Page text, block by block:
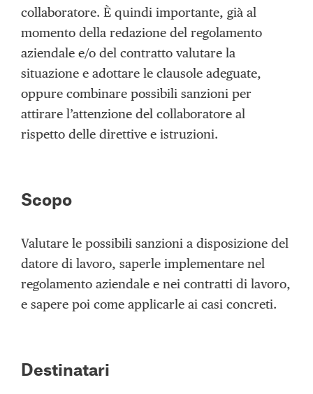
collaboratore. È quindi importante, già al
momento della redazione del regolamento
aziendale e/o del contratto valutare la
situazione e adottare le clausole adeguate,
oppure combinare possibili sanzioni per
attirare l’attenzione del collaboratore al
rispetto delle direttive e istruzioni.
Scopo
Valutare le possibili sanzioni a disposizione del
datore di lavoro, saperle implementare nel
regolamento aziendale e nei contratti di lavoro,
e sapere poi come applicarle ai casi concreti.
Destinatari